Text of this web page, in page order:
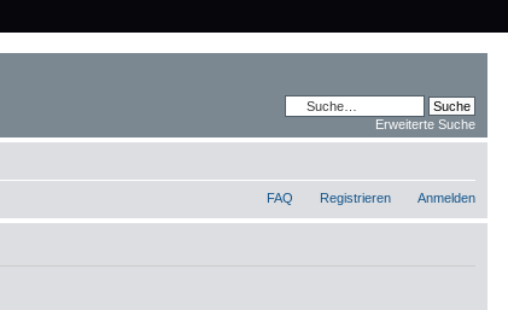
Erweiterte Suche
FAQ Registrieren Anmelden